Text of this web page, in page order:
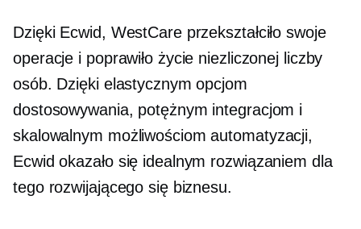
Dzięki Ecwid, WestCare przekształciło swoje
operacje i poprawiło życie niezliczonej liczby
osób. Dzięki elastycznym opcjom
dostosowywania, potężnym integracjom i
skalowalnym możliwościom automatyzacji,
Ecwid okazało się idealnym rozwiązaniem dla
tego rozwijającego się biznesu.